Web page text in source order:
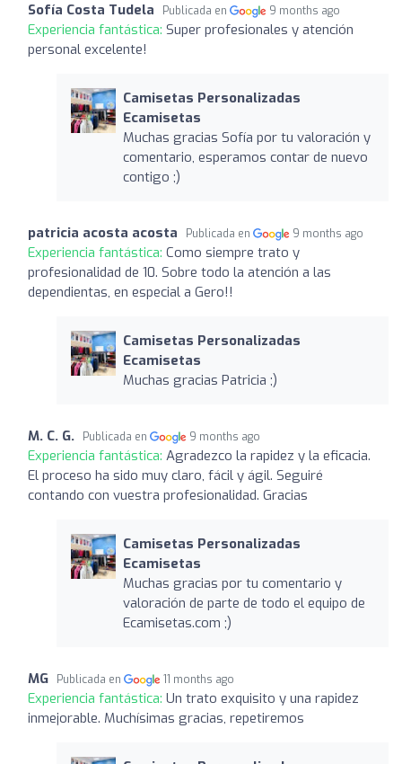
Sofía Costa Tudela Publicada en 9 months ago
Experiencia fantástica: Super profesionales y atención
personal excelente!
Camisetas Personalizadas
Ecamisetas
Muchas gracias Sofía por tu valoración y
comentario, esperamos contar de nuevo
contigo ;)
patricia acosta acosta Publicada en 9 months ago
Experiencia fantástica: Como siempre trato y
profesionalidad de 10. Sobre todo la atención a las
dependientas, en especial a Gero!!
Camisetas Personalizadas
Ecamisetas
Muchas gracias Patricia ;)
M. C. G. Publicada en 9 months ago
Experiencia fantástica: Agradezco la rapidez y la eficacia.
El proceso ha sido muy claro, fácil y ágil. Seguiré
contando con vuestra profesionalidad. Gracias
Camisetas Personalizadas
Ecamisetas
Muchas gracias por tu comentario y
valoración de parte de todo el equipo de
Ecamisetas.com ;)
MG Publicada en 11 months ago
Experiencia fantástica: Un trato exquisito y una rapidez
inmejorable. Muchísimas gracias, repetiremos